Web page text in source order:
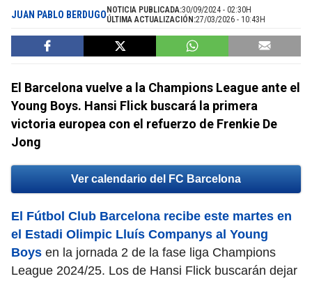
JUAN PABLO BERDUGO NOTICIA PUBLICADA:30/09/2024 - 02:30H
ÚLTIMA ACTUALIZACIÓN:27/03/2026 - 10:43H
El Barcelona vuelve a la Champions League ante el
Young Boys. Hansi Flick buscará la primera
victoria europea con el refuerzo de Frenkie De
Jong
Ver calendario del FC Barcelona
El Fútbol Club Barcelona recibe este martes en
el Estadi Olimpic Lluís Companys al Young
Boys en la jornada 2 de la fase liga Champions
League 2024/25. Los de Hansi Flick buscarán dejar